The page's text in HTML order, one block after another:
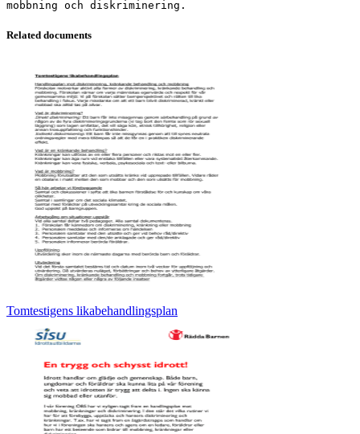
Related documents
Tomtestigens likabehandlingsplan